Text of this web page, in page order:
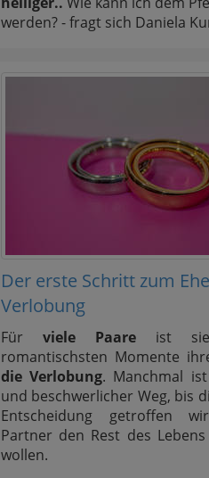
werden? - fragt sich Daniela
Der erste Schritt zum
Verlobung
Für viele Paare ist
romantischsten Momente
die Verlobung. Manchmal
und beschwerlicher Weg, bis
Entscheidung getroffen
Partner den Rest des
wollen.